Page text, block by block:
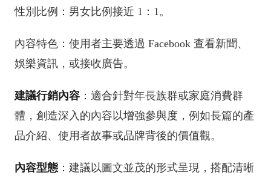
性別比例：男女比例接近 1：1。
內容特色：使用者主要透過 Facebook 查看新聞、
娛樂資訊，或接收廣告。
建議行銷內容 ：適合針對年長族群或家庭消費群
體，創造深入的內容以增強參與度，例如長篇的產
品介紹、使用者故事或品牌背後的價值觀。
內容型態 ：建議以圖文並茂的形式呈現，搭配清晰